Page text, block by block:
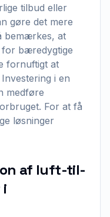
tilbud eller
gøre det mere
bemærkes, at
bæredygtige
fornuftigt at
i en
medføre
For at få
løsninger
af luft-til-
i